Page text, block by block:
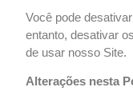
Você pode
entanto, desativar
de usar nosso Site.
Alterações nesta